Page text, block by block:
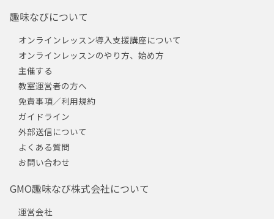
趣味なびについて
オンラインレッスン導入支援講座について
オンラインレッスンのやり方、始め方
主催する
教室運営者の方へ
免責事項／利用規約
ガイドライン
外部送信について
よくある質問
お問い合わせ
GMO趣味なび株式会社について
運営会社